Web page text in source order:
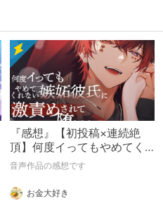
『感想』【初投稿×連続絶
頂】何度イってもやめてく
れない嫉妬彼氏に激責めさ
音声作品の感想です
お金大好き